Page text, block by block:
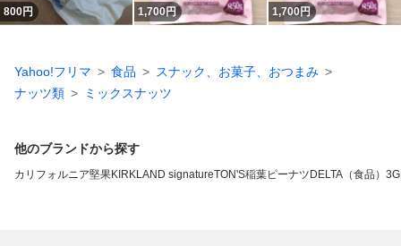
800円 1,700円 1,700円
Yahoo!フリマ 食品
スナック、お菓子、おつまみ
ナッツ類
ミックスナッツ
他のブランドから探す
カリフォルニア堅果KIRKLAND signatureTON'S稲葉ピーナツ DELTA（食品）